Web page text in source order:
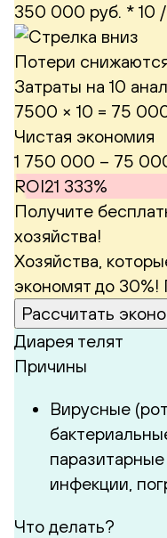
350 000 руб. * 10
Потери
Затраты на 10
7500 × 10 = 75
Чистая экономия
1 750 000 – 75
ROI21 333%
Получите
хозяйства!
Хозяйства,
экономят до 30%!
Диарея телят
Причины
Вирусные
инфекции,
Что делать?